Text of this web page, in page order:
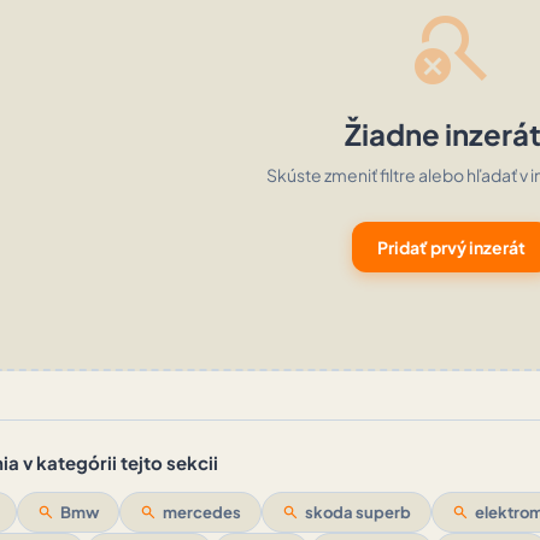
search_off
Žiadne
Skúste zmeniť filtre alebo hľadať v
Pridať prvý inzerát
v kategórii tejto sekcii
search Bmw search mercedes search skoda superb search